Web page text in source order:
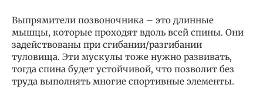
Выпрямители позвоночника – это длинные
мышцы, которые проходят вдоль всей спины. Они
задействованы при сгибании/разгибании
туловища. Эти мускулы тоже нужно развивать,
тогда спина будет устойчивой, что позволит без
труда выполнять многие спортивные элементы.